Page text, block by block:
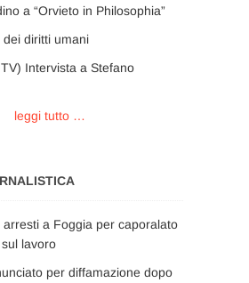
a “Orvieto in Philosophia”
diritti umani
Intervista a Stefano
leggi tutto …
arresti a Foggia per caporalato
lavoro
per diffamazione dopo